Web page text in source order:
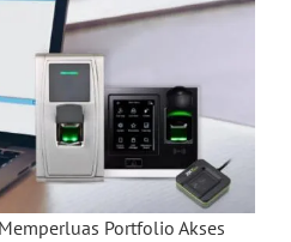
Portfolio Akses